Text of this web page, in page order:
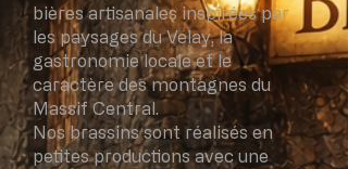
bières artisanales inspirées par
les paysages du Velay, la
gastronomie locale et le
caractère des montagnes du
Massif Central.
Nos brassins sont réalisés en
petites productions avec une